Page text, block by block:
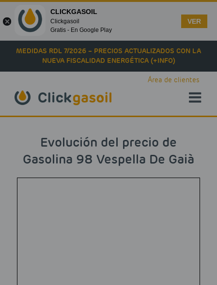
Skip to main content
MEDIDAS RDL 7/2026 – PRECIOS ACTUALIZADOS CON LA
NUEVA FISCALIDAD ENERGÉTICA (+INFO)
Área de clientes
Evolución del precio de
Gasolina 98 Vespella De Gaià
CLICKGASOIL
Clickgasoil
Gratis - En Google Play
VER